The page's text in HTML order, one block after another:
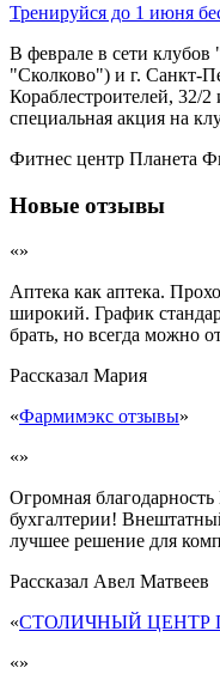
Тренируйся до 1 июня
В феврале в сети
"Сколково") и г. Санкт-
Кораблестроителей, 32/2
специальная акция на
Фитнес центр Планета
Новые отзывы
«»
Аптека как аптека.
широкий. График
брать, но всегда можно
Рассказал Мария
«Фармимэкс отзывы»
«»
Огромная
бухгалтерии!
лучшее решение для
Рассказал Авел Матвеев
«СТОЛИЧНЫЙ ЦЕНТР
«»